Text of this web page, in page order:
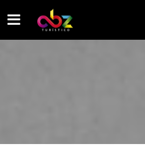
NOTICIAS SOBRESALIENTES